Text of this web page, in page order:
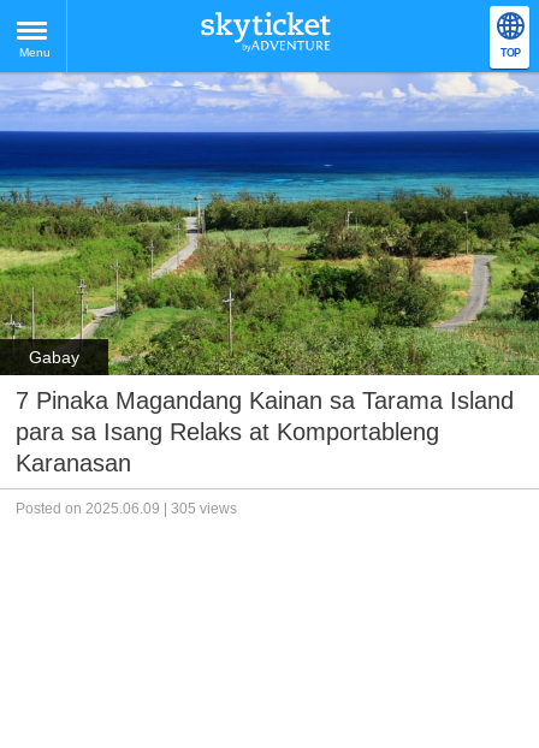
Menu TOP
Gabay
7 Pinaka Magandang Kainan sa Tarama Island
para sa Isang Relaks at Komportableng
Karanasan
Posted on 2025.06.09 | 305 views